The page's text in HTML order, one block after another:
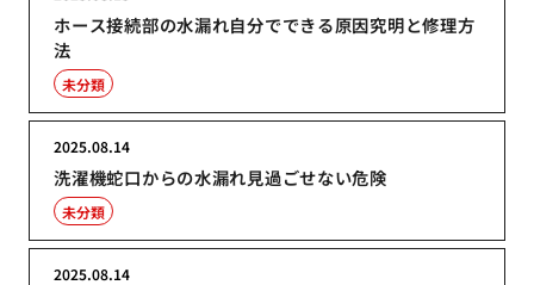
ホース接続部の水漏れ自分でできる原因究明と修理方
法
未分類
洗濯機蛇口からの水漏れ見過ごせない危険
2025.08.14
未分類
2025.08.14